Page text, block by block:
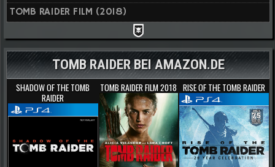
TOMB RAIDER FILM (2018)
TOMB RAIDER BEI AMAZON.DE
SHADOW OF THE TOMB
RAIDER
TOMB RAIDER FILM 2018 RISE OF THE TOMB RAIDER